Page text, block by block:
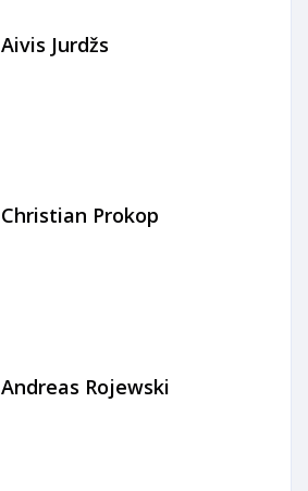
Aivis Jurdžs
Christian Prokop
Andreas Rojewski